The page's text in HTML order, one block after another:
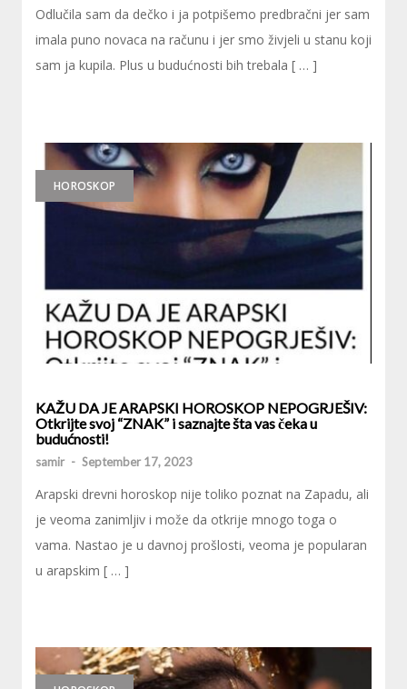
Odlučila sam da dečko i ja potpišemo predbračni jer sam
imala puno novaca na računu i jer smo živjeli u stanu koji
sam ja kupila. Plus u budućnosti bih trebala [ … ]
HOROSKOP
KAŽU DA JE ARAPSKI HOROSKOP NEPOGRJEŠIV:
Otkrijte svoj “ZNAK” i saznajte šta vas čeka u
budućnosti!
samir - September 17, 2023
Arapski drevni horoskop nije toliko poznat na Zapadu, ali
je veoma zanimljiv i može da otkrije mnogo toga o
vama. Nastao je u davnoj prošlosti, veoma je popularan
u arapskim [ … ]